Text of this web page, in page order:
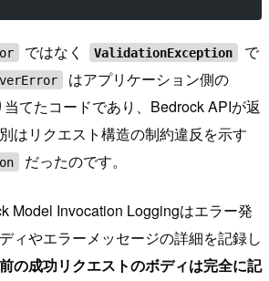
ではなく ValidationException
で
はアプリケーション側の
てたコードであり、Bedrock APIが返
はリクエスト構造の制約違反を示す
だったのです。
Model Invocation Loggingはエラー発
ィやエラーメッセージの詳細を記録し
の成功リクエストのボディは完全に記